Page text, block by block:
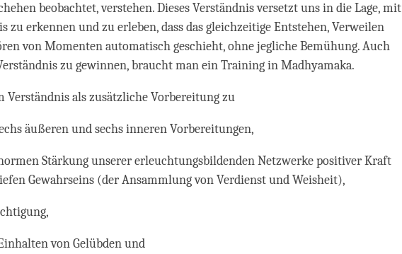
beobachtet, verstehen. Dieses Verständnis versetzt uns in die Lage, mit
zu erkennen und zu erleben, dass das gleichzeitige Entstehen, Verweilen
von Momenten automatisch geschieht, ohne jegliche Bemühung. Auch
zu gewinnen, braucht man ein Training in Madhyamaka.
Verständnis als zusätzliche Vorbereitung zu
äußeren und sechs inneren Vorbereitungen,
Stärkung unserer erleuchtungsbildenden Netzwerke positiver Kraft
Gewahrseins (der Ansammlung von Verdienst und Weisheit),
von Gelübden und